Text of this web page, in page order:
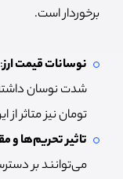
برخوردار است.
نوسانات قیمت ارز
شدت نوسان
تومان نیز متاثر
تاثیر تحریم‌ها و
می‌توانند بر